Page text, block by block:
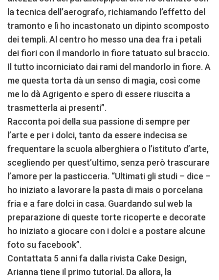
la tecnica dell’aerografo, richiamando l’effetto del
tramonto e lì ho incastonato un dipinto scomposto
dei templi. Al centro ho messo una dea fra i petali
dei fiori con il mandorlo in fiore tatuato sul braccio.
Il tutto incorniciato dai rami del mandorlo in fiore. A
me questa torta dà un senso di magia, così come
me lo dà Agrigento e spero di essere riuscita a
trasmetterla ai presenti”.
Racconta poi della sua passione di sempre per
l’arte e per i dolci, tanto da essere indecisa se
frequentare la scuola alberghiera o l’istituto d’arte,
scegliendo per quest’ultimo, senza però trascurare
l’amore per la pasticceria. “Ultimati gli studi – dice –
ho iniziato a lavorare la pasta di mais o porcelana
fria e a fare dolci in casa. Guardando sul web la
preparazione di queste torte ricoperte e decorate
ho iniziato a giocare con i dolci e a postare alcune
foto su facebook”.
Contattata 5 anni fa dalla rivista Cake Design,
Arianna tiene il primo tutorial. Da allora, la